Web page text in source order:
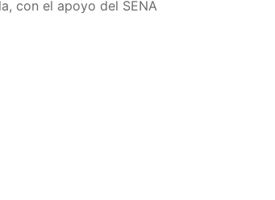
con el apoyo del SENA